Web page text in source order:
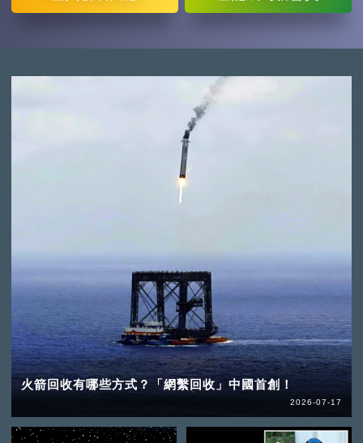
火箭回收有哪些方式？「網繫回收」中國首創！
2026-07-17